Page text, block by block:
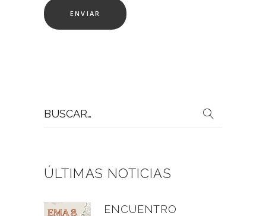
por:
ÚLTIMAS NOTICIAS
ENCUENTRO